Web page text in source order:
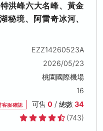
洪峰六大名峰、黃金
秘境、阿雷奇冰河、
EZZ14260523A
2026/05/23
桃園國際機場
16
客服確認 可售 0/ 總數34
(743)